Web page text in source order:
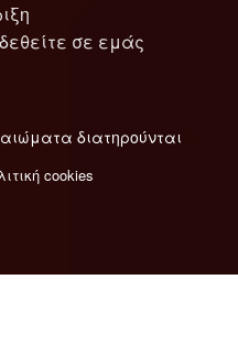
σε εμάς
διατηρούνται
cookies